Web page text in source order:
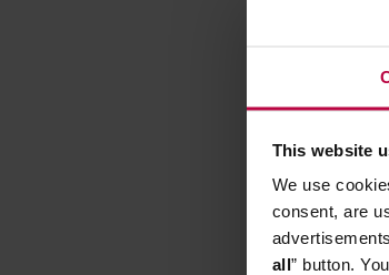
This website
We use
consent, are
all” button.